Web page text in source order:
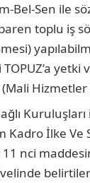
Bel-Sen ile
toplu iş
TOPUZ’a
Kadro İlke Ve
nci